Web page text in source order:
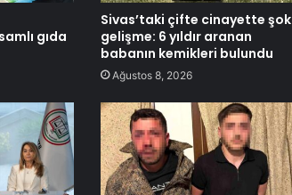
gıda
Sivas’taki çifte cinayette şok
gelişme: 6 yıldır aranan
babanın kemikleri bulundu
Ağustos 8, 2026